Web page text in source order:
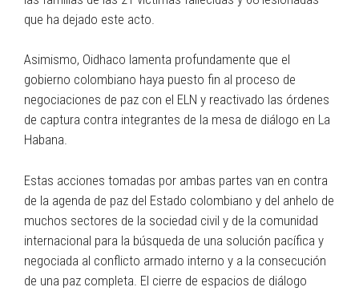
que ha dejado este acto.
Asimismo, Oidhaco lamenta profundamente que el
gobierno colombiano haya puesto fin al proceso de
negociaciones de paz con el ELN y reactivado las órdenes
de captura contra integrantes de la mesa de diálogo en La
Habana.
Estas acciones tomadas por ambas partes van en contra
de la agenda de paz del Estado colombiano y del anhelo de
muchos sectores de la sociedad civil y de la comunidad
internacional para la búsqueda de una solución pacífica y
negociada al conflicto armado interno y a la consecución
de una paz completa. El cierre de espacios de diálogo